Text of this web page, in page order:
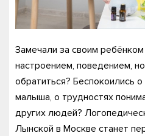
Замечали за своим
настроением, поведением,
обратиться? Беспокоились
малыша, о трудностях
других людей?
Лынской в Москве станет